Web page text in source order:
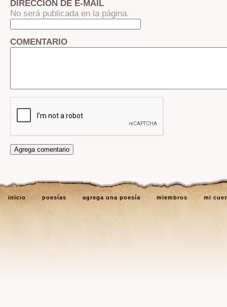
DIRECCIÓN DE E-MAIL
No será publicada en la página.
COMENTARIO
inicio poesías agrega una poesía miembros mi